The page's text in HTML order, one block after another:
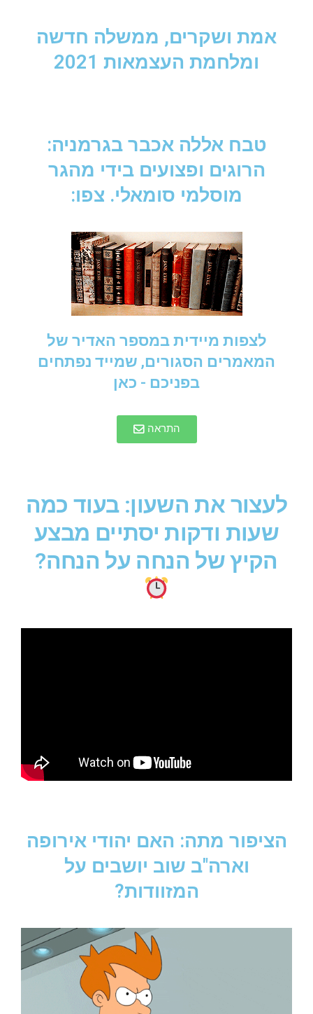
אמת ושקרים, ממשלה חדשה
ומלחמת העצמאות 2021
טבח אללה אכבר בגרמניה:
הרוגים ופצועים בידי מהגר
מוסלמי סומאלי. צפו:
לצפות מיידית במספר האדיר של
המאמרים הסגורים, שמייד נפתחים
בפניכם - כאן
התראה
לעצור את השעון: בעוד כמה
שעות ודקות יסתיים מבצע
הקיץ של הנחה על הנחה?
הציפור מתה: האם יהודי אירופה
וארה"ב שוב יושבים על
המזוודות?